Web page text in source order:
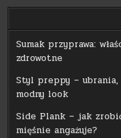
Sumak przyprawa:
zdrowotne
Styl preppy –
modny look
Side Plank – jak
mięśnie angażuje?